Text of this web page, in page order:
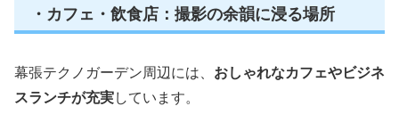
・カフェ・飲食店：撮影の余韻に浸る場所
幕張テクノガーデン周辺には、 おしゃれなカフェやビジネ
スランチが充実しています。